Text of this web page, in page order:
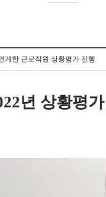
계한 근로직원 상황평가 진행
년 상황평